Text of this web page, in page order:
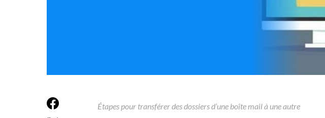
Étapes pour transférer des dossiers d’une boîte mail à une autre